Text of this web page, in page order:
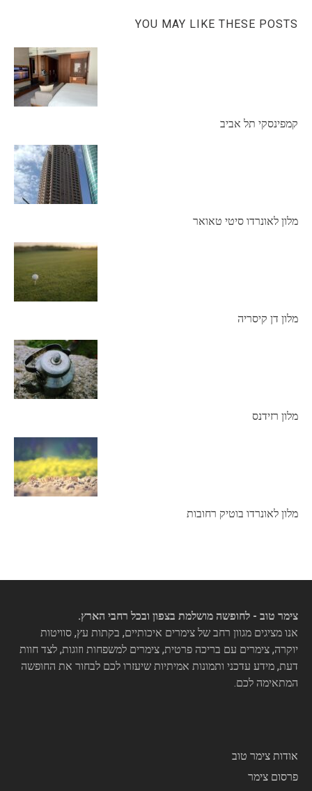
YOU MAY LIKE THESE POSTS
קמפינסקי תל אביב
מלון לאונרדו סיטי טאואר
מלון דן קיסריה
מלון רזידנס
מלון לאונרדו בוטיק רחובות
צימר טוב - לחופשה מושלמת בצפון ובכל רחבי הארץ.
אנו מציגים מגוון רחב של צימרים איכותיים, בקתות עץ, סוויטות
יוקרה, צימרים עם בריכה פרטית, צימרים למשפחות וזוגות, לצד חוות
דעת, מידע עדכני ותמונות אמיתיות שיעזרו לכם לבחור את החופשה
המתאימה לכם.
אודות צימר טוב
פרסום צימר